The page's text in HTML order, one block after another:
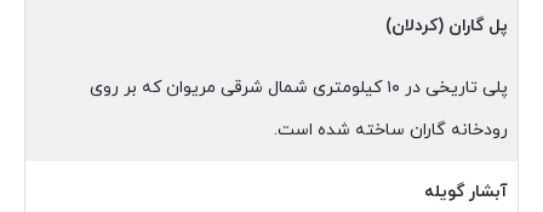
پل گاران (کردلان)
پلی تاریخی در ۱۰ کیلومتری شمال شرقی مریوان که بر روی
رودخانه گاران ساخته شده است.
آبشار گویله